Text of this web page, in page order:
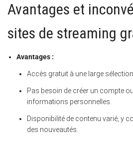
Avantages et
sites de streaming
Avantages :
Accès gratuit à une large
Pas besoin de créer un compte
informations personnelles.
Disponibilité de contenu varié, y
des nouveautés.